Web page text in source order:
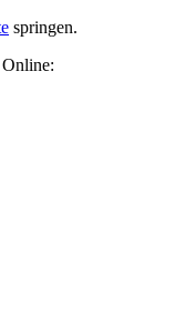
springen.